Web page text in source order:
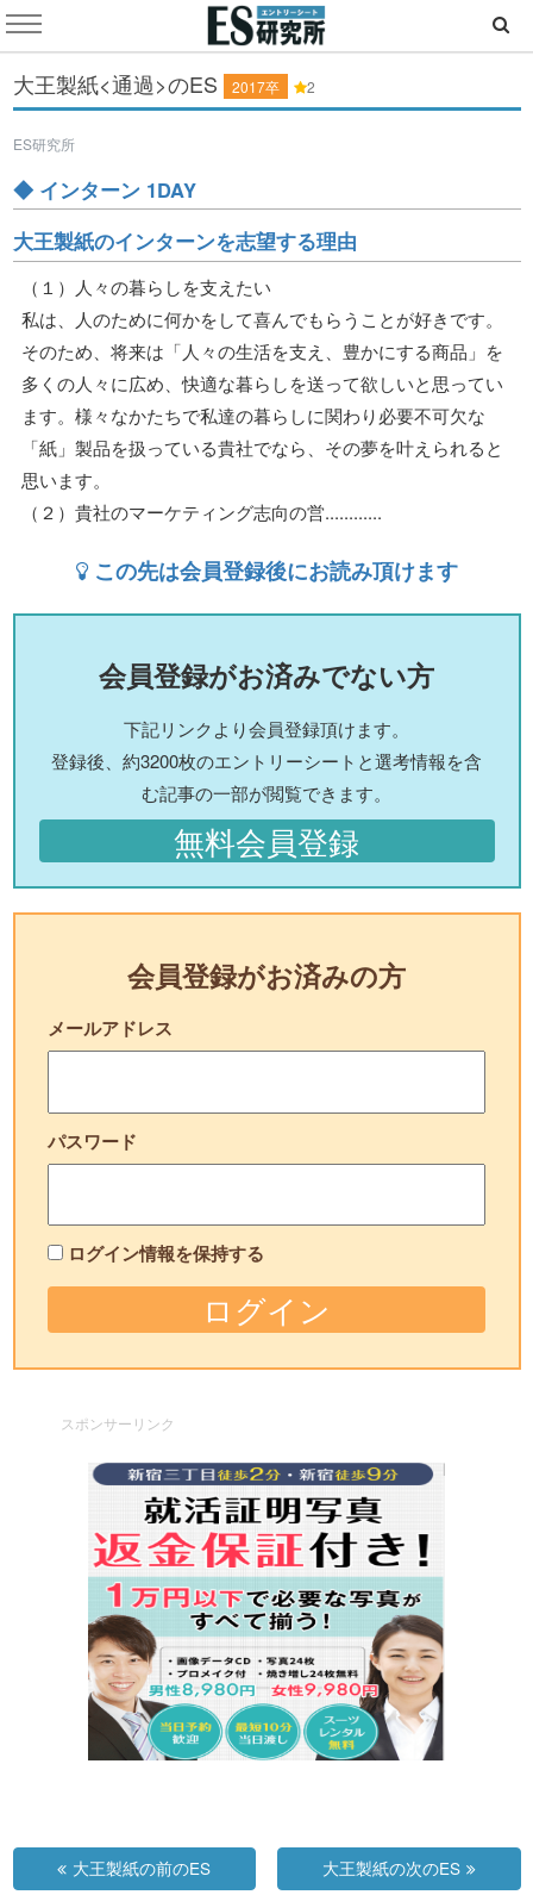
大王製紙<通過>のES 2017卒 2
ES研究所
◆ インターン 1DAY
大王製紙のインターンを志望する理由
（１）人々の暮らしを支えたい
私は、人のために何かをして喜んでもらうことが好きです。
そのため、将来は「人々の生活を支え、豊かにする商品」を
多くの人々に広め、快適な暮らしを送って欲しいと思ってい
ます。様々なかたちで私達の暮らしに関わり必要不可欠な
「紙」製品を扱っている貴社でなら、その夢を叶えられると
思います。
（２）貴社のマーケティング志向の営............
この先は会員登録後にお読み頂けます
会員登録がお済みでない方
下記リンクより会員登録頂けます。
登録後、約3200枚のエントリーシートと選考情報を含
む記事の一部が閲覧できます。
無料会員登録
会員登録がお済みの方
メールアドレス
パスワード
ログイン情報を保持する
スポンサーリンク
大王製紙の前のES 大王製紙の次のES